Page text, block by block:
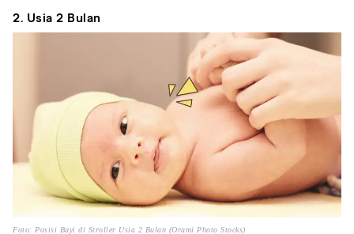
2. Usia 2 Bulan
Foto: Posisi Bayi di Stroller Usia 2 Bulan (Orami Photo Stocks)